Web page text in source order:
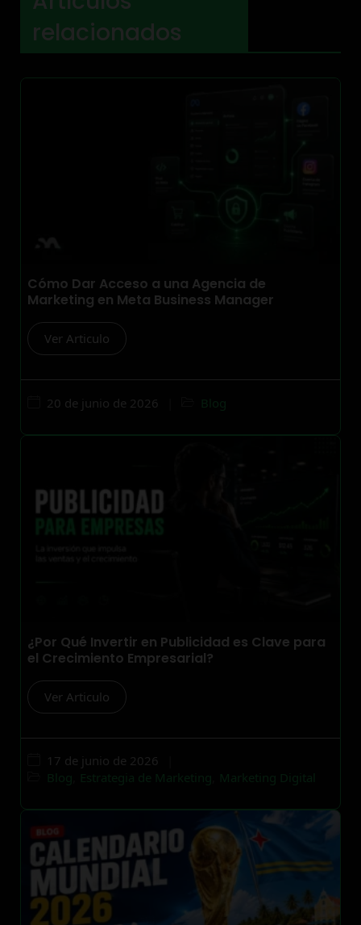
relacionados
Cómo Dar Acceso a una Agencia de
Marketing en Meta Business Manager
20 de junio de 2026 Blog
Ver Articulo
¿Por Qué Invertir en Publicidad es Clave para
el Crecimiento Empresarial?
17 de junio de 2026
Blog Estrategia de Marketing Marketing Digital
Ver Articulo